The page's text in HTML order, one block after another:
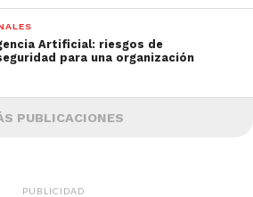
Artificial: riesgos de
para una organización
PUBLICACIONES
PUBLICIDAD